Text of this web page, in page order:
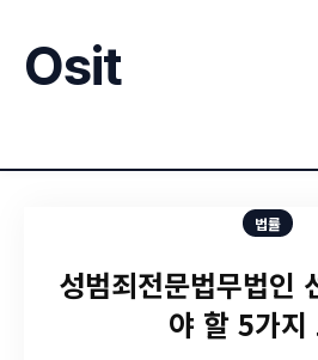
Osit
법률
성범죄전문법무법인
야 할 5가지